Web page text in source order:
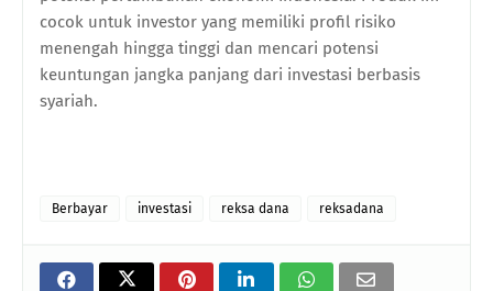
cocok untuk investor yang memiliki profil risiko
menengah hingga tinggi dan mencari potensi
keuntungan jangka panjang dari investasi berbasis
syariah.
Berbayar investasi reksa dana reksadana